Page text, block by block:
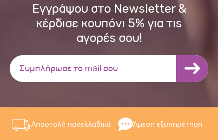
Εγγράψου στο Newsletter &
κέρδισε κουπόνι 5% για τις
αγορές σου!
Αποστολή πανελλαδικά Άμεση εξυπηρέτηση